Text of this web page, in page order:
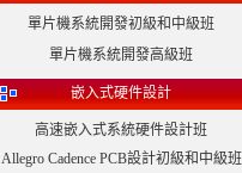
單片機系統開發初級和中級班
單片機系統開發高級班
嵌入式硬件設計
高速嵌入式系統硬件設計班
Allegro Cadence PCB設計初級和中級班